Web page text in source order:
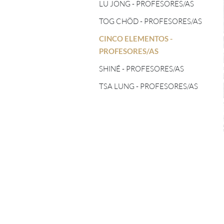
CINCO ELEMENTOS -
PROFESORES/AS
SHINÉ - PROFESORES/AS
LU JONG - PROFESORES/AS
TOG CHÖD - PROFESORES/AS
CINCO ELEMENTOS -
PROFESORES/AS
SHINÉ - PROFESORES/AS
TSA LUNG - PROFESORES/AS